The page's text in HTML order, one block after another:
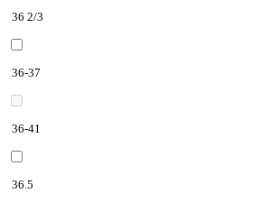
36 2/3
36-37
36-41
36.5